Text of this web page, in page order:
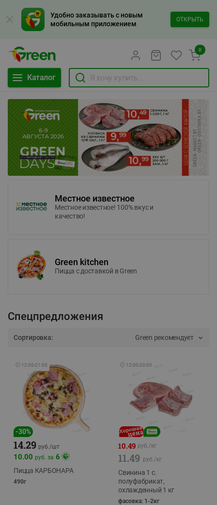
Удобно заказывать с новым
мобильным приложением
ОТКРЫТЬ
Каталог
0
Местное известное
Местное известное! 100% вкус и
качество!
Green kitchen
Пицца c доставкой в Green
Спецпредложения
Сортировка: Green рекомендует
🕘 12:00-21:00
-30%
14.29 руб./шт
10.00 руб. за 6
Пицца КАРБОНАРА
490г
🕘 12:00-20:00
10.49 руб./кг
11.49 руб./кг
Свинина 1 с.
полуфабрикат,
охлажденный 1 кг
фасовка: 1-2кг